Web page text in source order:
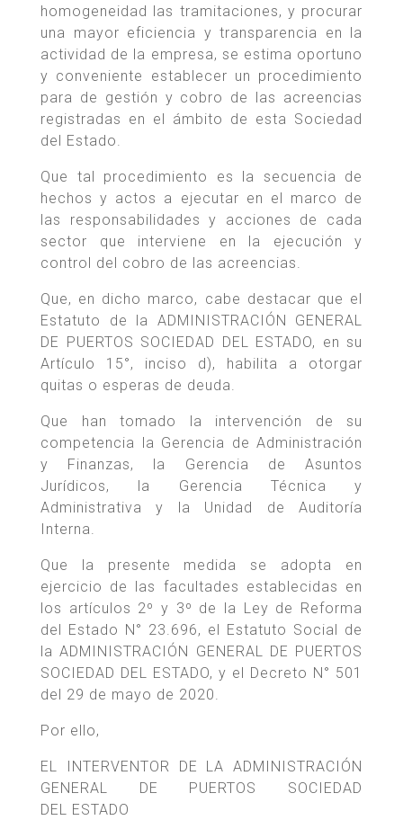
homogeneidad las tramitaciones, y procurar
una mayor eficiencia y transparencia en la
actividad de la empresa, se estima oportuno
y conveniente establecer un procedimiento
para de gestión y cobro de las acreencias
registradas en el ámbito de esta Sociedad
del Estado.
Que tal procedimiento es la secuencia de
hechos y actos a ejecutar en el marco de
las responsabilidades y acciones de cada
sector que interviene en la ejecución y
control del cobro de las acreencias.
Que, en dicho marco, cabe destacar que el
Estatuto de la ADMINISTRACIÓN GENERAL
DE PUERTOS SOCIEDAD DEL ESTADO, en su
Artículo 15°, inciso d), habilita a otorgar
quitas o esperas de deuda.
Que han tomado la intervención de su
competencia la Gerencia de Administración
y Finanzas, la Gerencia de Asuntos
Jurídicos, la Gerencia Técnica y
Administrativa y la Unidad de Auditoría
Interna.
Que la presente medida se adopta en
ejercicio de las facultades establecidas en
los artículos 2º y 3º de la Ley de Reforma
del Estado N° 23.696, el Estatuto Social de
la ADMINISTRACIÓN GENERAL DE PUERTOS
SOCIEDAD DEL ESTADO, y el Decreto N° 501
del 29 de mayo de 2020.
Por ello,
EL INTERVENTOR DE LA ADMINISTRACIÓN
GENERAL DE PUERTOS SOCIEDAD
DEL ESTADO